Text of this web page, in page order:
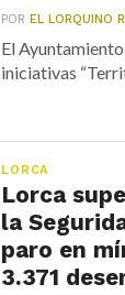
POREL LORQUINO
El
iniciativas
LORCA
Lorca
la
paro en
3.371